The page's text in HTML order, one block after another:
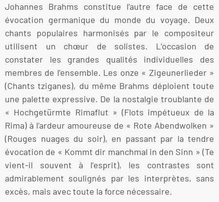
Johannes Brahms constitue l’autre face de cette
évocation germanique du monde du voyage. Deux
chants populaires harmonisés par le compositeur
utilisent un chœur de solistes. L’occasion de
constater les grandes qualités individuelles des
membres de l’ensemble. Les onze « Zigeunerlieder »
(Chants tziganes), du même Brahms déploient toute
une palette expressive. De la nostalgie troublante de
« Hochgetürmte Rimaflut » (Flots impétueux de la
Rima) à l’ardeur amoureuse de « Rote Abendwolken »
(Rouges nuages du soir), en passant par la tendre
évocation de « Kommt dir manchmal in den Sinn » (Te
vient-il souvent à l’esprit), les contrastes sont
admirablement soulignés par les interprètes, sans
excès, mais avec toute la force nécessaire.